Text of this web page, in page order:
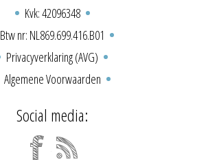
Kvk: 42096348
Btw nr: NL869.699.416.B01
Privacyverklaring (AVG)
Algemene Voorwaarden
Social media: